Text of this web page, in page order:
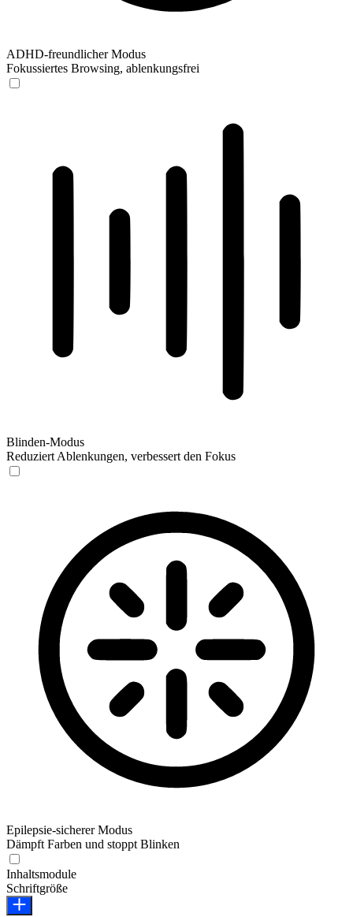
ADHD-freundlicher Modus
Fokussiertes Browsing, ablenkungsfrei
Blinden-Modus
Reduziert Ablenkungen, verbessert den Fokus
Epilepsie-sicherer Modus
Dämpft Farben und stoppt Blinken
Inhaltsmodule
Schriftgröße